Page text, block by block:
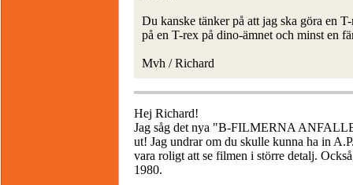
Du kanske tänker på att jag ska göra en
på en T-rex på dino-ämnet och minst en
Mvh / Richard
Hej Richard!
Jag såg det nya "B-FILMERNA
ut! Jag undrar om du skulle kunna ha in
vara roligt att se filmen i större detalj.
1980.